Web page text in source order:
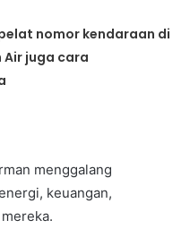
nomor kendaraan di
Air juga cara
menggalang
keuangan,